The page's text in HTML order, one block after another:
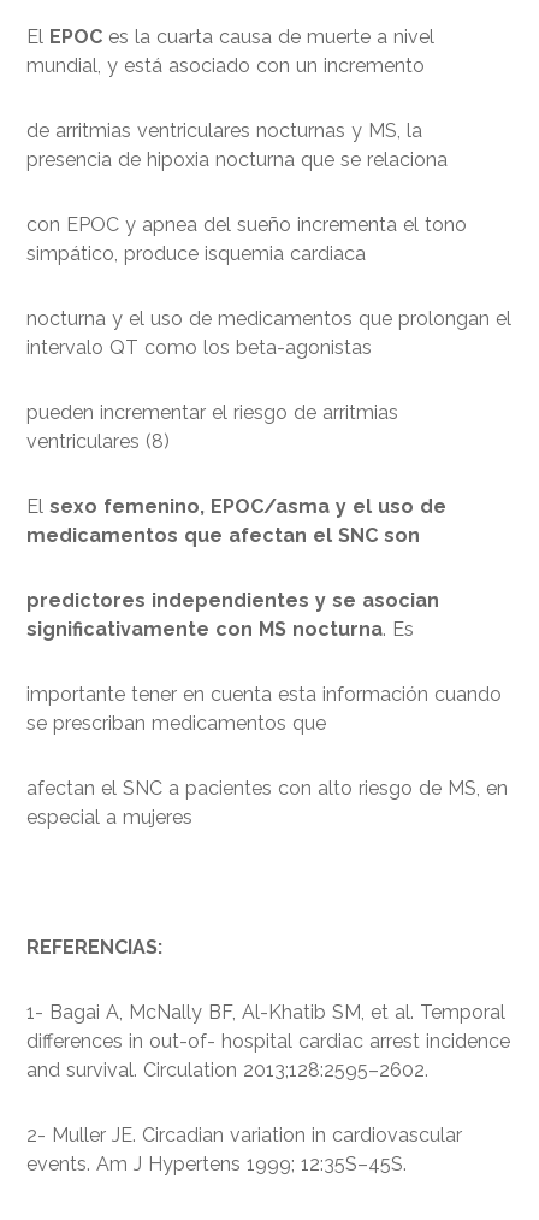
El EPOC es la cuarta causa de muerte a nivel
mundial, y está asociado con un incremento
de arritmias ventriculares nocturnas y MS, la
presencia de hipoxia nocturna que se relaciona
con EPOC y apnea del sueño incrementa el tono
simpático, produce isquemia cardiaca
nocturna y el uso de medicamentos que prolongan el
intervalo QT como los beta-agonistas
pueden incrementar el riesgo de arritmias
ventriculares (8)
El sexo femenino, EPOC/asma y el uso de
medicamentos que afectan el SNC son
predictores independientes y se asocian
significativamente con MS nocturna. Es
importante tener en cuenta esta información cuando
se prescriban medicamentos que
afectan el SNC a pacientes con alto riesgo de MS, en
especial a mujeres
REFERENCIAS:
1- Bagai A, McNally BF, Al-Khatib SM, et al. Temporal
differences in out-of- hospital cardiac arrest incidence
and survival. Circulation 2013;128:2595–2602.
2- Muller JE. Circadian variation in cardiovascular
events. Am J Hypertens 1999; 12:35S–45S.